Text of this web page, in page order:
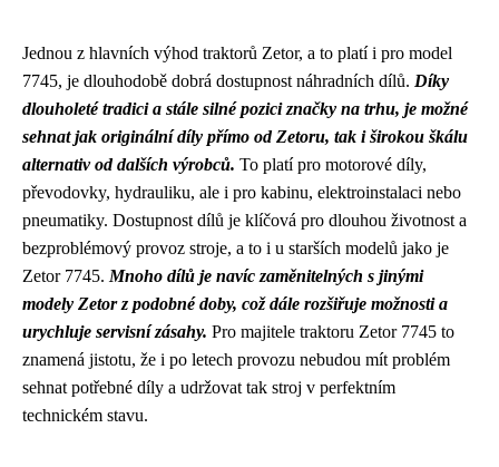
Jednou z hlavních výhod traktorů Zetor, a to platí i pro model
7745, je dlouhodobě dobrá dostupnost náhradních dílů. Díky
dlouholeté tradici a stále silné pozici značky na trhu, je možné
sehnat jak originální díly přímo od Zetoru, tak i širokou škálu
alternativ od dalších výrobců. To platí pro motorové díly,
převodovky, hydrauliku, ale i pro kabinu, elektroinstalaci nebo
pneumatiky. Dostupnost dílů je klíčová pro dlouhou životnost a
bezproblémový provoz stroje, a to i u starších modelů jako je
Zetor 7745. Mnoho dílů je navíc zaměnitelných s jinými
modely Zetor z podobné doby, což dále rozšiřuje možnosti a
urychluje servisní zásahy. Pro majitele traktoru Zetor 7745 to
znamená jistotu, že i po letech provozu nebudou mít problém
sehnat potřebné díly a udržovat tak stroj v perfektním
technickém stavu.